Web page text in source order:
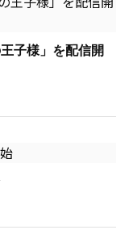
子様」を配信開